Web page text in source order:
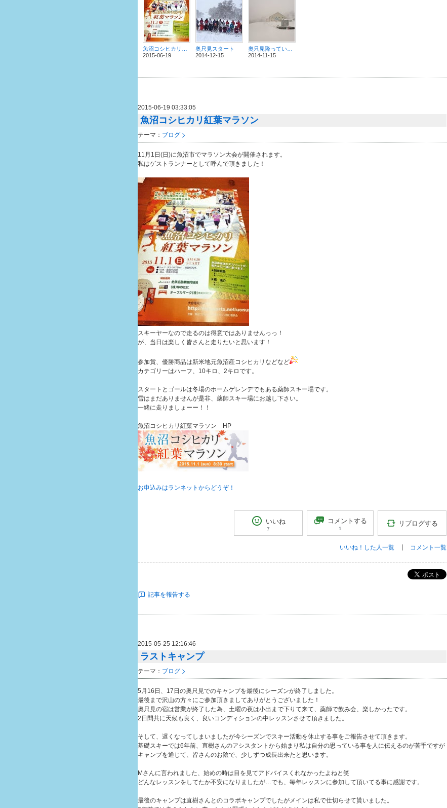
2015-06-19
奥只見スタート
2014-12-15
2014-11-15
2015-06-19 03:33:05
魚沼コシヒカリ紅葉マラソン
テーマ： ブログ
11月1日(日)に魚沼市でマラソン大会が開催されます。
私はゲストランナーとして呼んで頂きました！
スキーヤーなので走るのは得意ではありませんっっ！
が、当日は楽しく皆さんと走りたいと思います！
参加賞、優勝商品は新米地元魚沼産コシヒカリなどなど
カテゴリーはハーフ、10キロ、2キロです。
スタートとゴールは冬場のホームゲレンデでもある薬師スキー場です。
雪はまだありませんが是非、薬師スキー場にお越し下さい。
一緒に走りましょーー！！
魚沼コシヒカリ紅葉マラソン HP
お申込みはランネットからどうぞ！
いいね
7
コメントする
1
リブログする
いいね！した人一覧 コメント一覧
ポスト
記事を報告する
2015-05-25 12:16:46
ラストキャンプ
テーマ： ブログ
5月16日、17日の奥只見でのキャンプを最後にシーズンが終了しました。
最後まで沢山の方々にご参加頂きましてありがとうございました！
奥只見の宿は営業が終了した為、土曜の夜は小出まで下りて来て、薬師で飲み会、楽しかったです。
2日間共に天候も良く、良いコンディションの中レッスンさせて頂きました。
そして、遅くなってしまいましたが今シーズンでスキー活動を休止する事をご報告させて頂きます。
基礎スキーでは6年前、直樹さんのアシスタントから始まり私は自分の思っている事を人に伝えるのが苦手ですが
キャンプを通じて、皆さんのお陰で、少しずつ成長出来たと思います。
Mさんに言われました、始めの時は目を見てアドバイスくれなかったよねと笑
どんなレッスンをしてたか不安になりましたが…でも、毎年レッスンに参加して頂いてる事に感謝です。
最後のキャンプは直樹さんとのコラボキャンプでしたがメインは私で仕切らせて貰いました。